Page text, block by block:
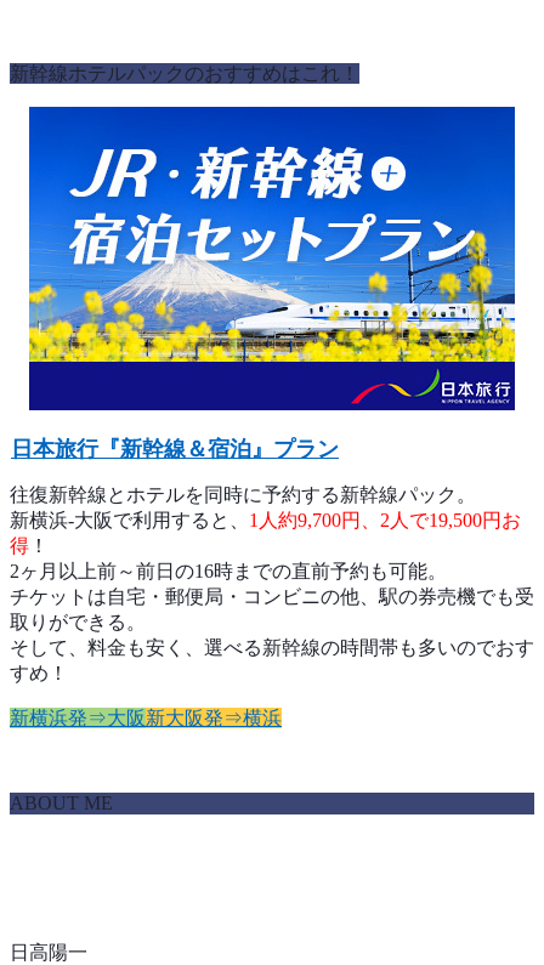
新幹線ホテルパックのおすすめはこれ！
日本旅行『新幹線＆宿泊』プラン
往復新幹線とホテルを同時に予約する新幹線パック。
新横浜-大阪で利用すると、 1人約9,700円、2人で19,500円お
得 ！
2ヶ月以上前～前日の16時までの直前予約も可能。
チケットは自宅・郵便局・コンビニの他、駅の券売機でも受
取りができる。
そして、料金も安く、選べる新幹線の時間帯も多いのでおす
すめ！
新横浜発⇒大阪新大阪発⇒横浜
ABOUT ME
日高陽一